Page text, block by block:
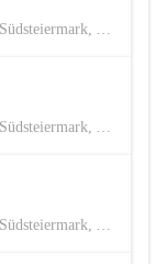
Am Kirchplatz 7, 8423 Sankt Veit in der Südsteiermark, AUT
Am Kirchplatz 5, 8423 Sankt Veit in der Südsteiermark, AUT
Am Kirchplatz 3, 8423 Sankt Veit in der Südsteiermark, AUT